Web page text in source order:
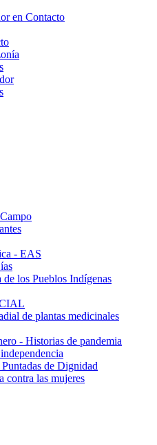
en Contacto
- EAS
los Pueblos Indígenas
de plantas medicinales
- Historias de pandemia
de Dignidad
contra las mujeres